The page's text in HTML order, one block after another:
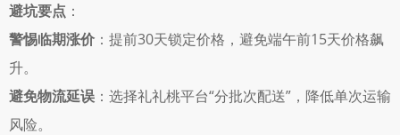
避坑要点 ：
警惕临期涨价 ：提前30天锁定价格，避免端午前15天价格飙
升。
避免物流延误 ：选择礼礼桃平台“分批次配送”，降低单次运输
风险。